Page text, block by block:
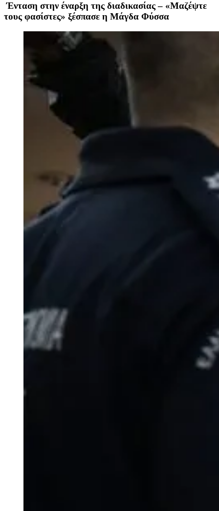
Ένταση στην έναρξη της διαδικασίας – «Μαζέψτε
τους φασίστες» ξέσπασε η Μάγδα Φύσσα